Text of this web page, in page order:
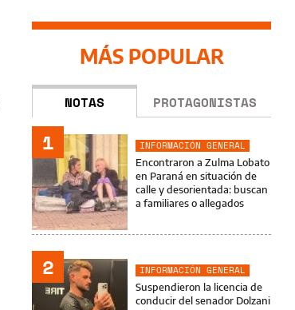
MÁS POPULAR
NOTAS PROTAGONISTAS
1
INFORMACIÓN GENERAL
Encontraron a Zulma Lobato
en Paraná en situación de
calle y desorientada: buscan
a familiares o allegados
2
INFORMACIÓN GENERAL
Suspendieron la licencia de
conducir del senador Dolzani